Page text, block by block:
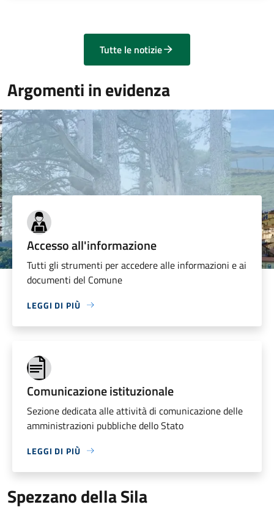
Tutte le notizie
Argomenti in evidenza
Accesso all'informazione
Tutti gli strumenti per accedere alle informazioni e ai
documenti del Comune
LEGGI DI PIÙ
Comunicazione istituzionale
Sezione dedicata alle attività di comunicazione delle
amministrazioni pubbliche dello Stato
LEGGI DI PIÙ
Spezzano della Sila